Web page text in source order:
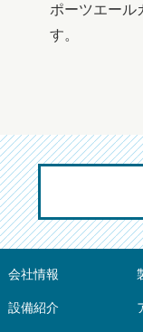
ポーツエール
す。
会社情報
設備紹介